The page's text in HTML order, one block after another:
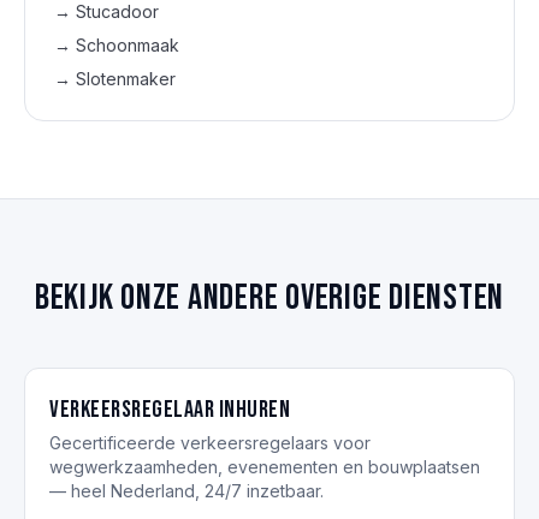
→ Stucadoor
→ Schoonmaak
→ Slotenmaker
Bekijk onze andere overige diensten
Verkeersregelaar inhuren
Gecertificeerde verkeersregelaars voor
wegwerkzaamheden, evenementen en bouwplaatsen
— heel Nederland, 24/7 inzetbaar.